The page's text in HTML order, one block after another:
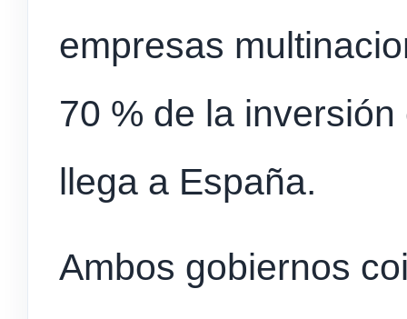
empresas
70 % de la
llega a España.
Ambos gobiernos